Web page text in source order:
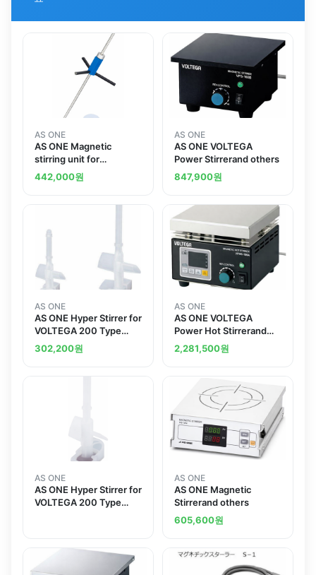
AS ONE
AS ONE Magnetic
stirring unit for
VOLTEGA
442,000원
AS ONE
AS ONE VOLTEGA
Power Stirrerand others
847,900원
AS ONE
AS ONE Hyper Stirrer for
VOLTEGA 200 Type
Smalland others
302,200원
AS ONE
AS ONE VOLTEGA
Power Hot Stirrerand
others
2,281,500원
AS ONE
AS ONE Hyper Stirrer for
VOLTEGA 200 Type
AS ONE
AS ONE Magnetic
Stirrerand others
605,600원